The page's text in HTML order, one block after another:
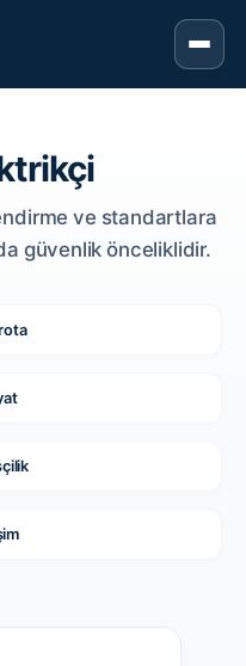
ve standartlara
güvenlik önceliklidir.